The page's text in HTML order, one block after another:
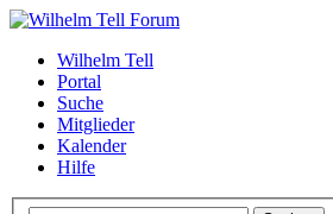
Wilhelm Tell
Portal
Suche
Mitglieder
Kalender
Hilfe